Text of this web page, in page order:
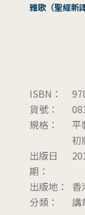
雅歌（聖經新
ISBN：
貨號：
規格：
平
初
出版日
期：
出版地：
香
分類：
講